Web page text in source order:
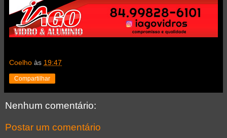
Coelho às 19:47
Compartilhar
Nenhum comentário:
Postar um comentário